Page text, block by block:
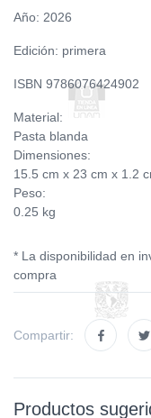
Año: 2026
Edición: primera
ISBN 9786076424902
Material:
Pasta blanda
Dimensiones:
15.5 cm x 23 cm x 1.2
Peso:
0.25 kg
* La disponibilidad en
compra
Compartir:
Productos